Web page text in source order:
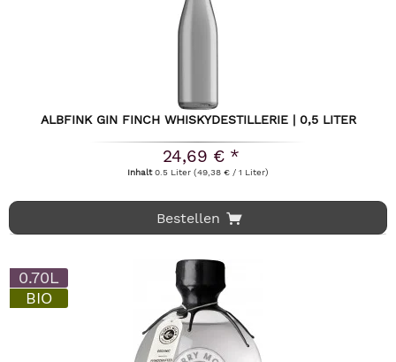
ALBFINK GIN FINCH WHISKYDESTILLERIE | 0,5 LITER
24,69 € *
Inhalt0.5 Liter(49,38 € / 1 Liter)
Bestellen
0.70L
BIO